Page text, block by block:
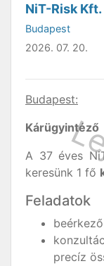
NiT-Risk Kft.
Budapest
2026. 07. 20.
Budapest:
Kárügyintéző
A 37 éves
keresünk 1 fő
Feladatok
precíz